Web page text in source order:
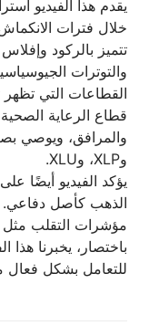
يقدم هذا الفيديو
خلال فترات
تتميز بالركود
والتوترات
القطاعات التي تظهر
قطاع الرعاية
وXLP، وXLU.
يؤكد الفيديو أيضًا
الذهب كأصل دفاعي.
مؤشرات التقلب مثل VIX وVVIX وUVXY للتحوط المتنوع.
باختصار، يخبرنا هذا
للتعامل بشكل فعال